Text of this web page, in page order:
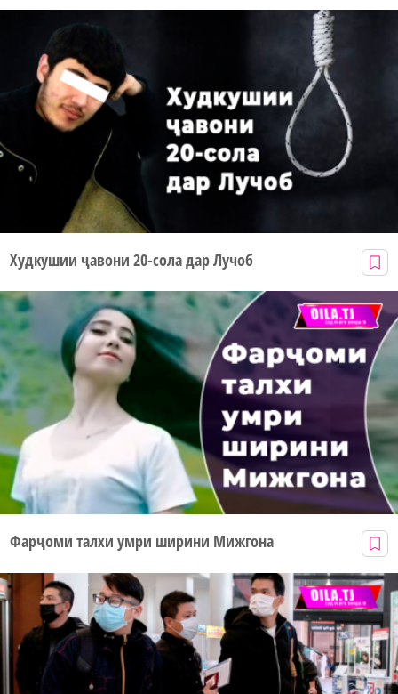
Худкушии ҷавони 20-сола дар Лучоб
Фарҷоми талхи умри ширини Мижгона